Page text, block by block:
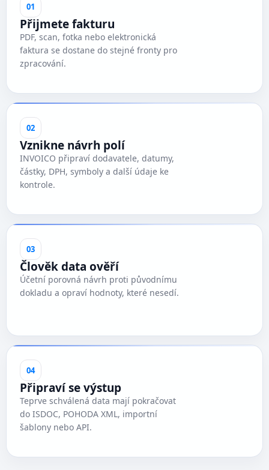
01
Přijmete fakturu
PDF, scan, fotka nebo elektronická
faktura se dostane do stejné fronty pro
zpracování.
02
Vznikne návrh polí
INVOICO připraví dodavatele, datumy,
částky, DPH, symboly a další údaje ke
kontrole.
03
Člověk data ověří
Účetní porovná návrh proti původnímu
dokladu a opraví hodnoty, které nesedí.
04
Připraví se výstup
Teprve schválená data mají pokračovat
do ISDOC, POHODA XML, importní
šablony nebo API.